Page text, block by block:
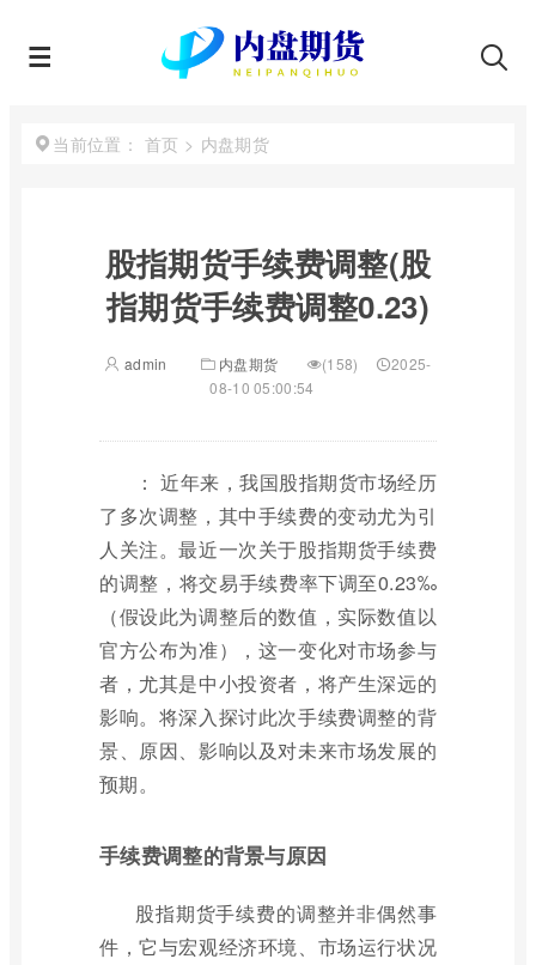
当前位置： 首页 > 内盘期货
股指期货手续费调整(股
指期货手续费调整0.23)
admin 内盘期货 (158)
2025-
08-10 05:00:54
： 近年来，我国股指期货市场经历
了多次调整，其中手续费的变动尤为引
人关注。最近一次关于股指期货手续费
的调整，将交易手续费率下调至0.23‰
（假设此为调整后的数值，实际数值以
官方公布为准），这一变化对市场参与
者，尤其是中小投资者，将产生深远的
影响。将深入探讨此次手续费调整的背
景、原因、影响以及对未来市场发展的
预期。
手续费调整的背景与原因
股指期货手续费的调整并非偶然事
件，它与宏观经济环境、市场运行状况